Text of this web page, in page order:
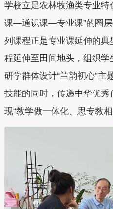
学校立足农林牧渔类专业特
课—通识课—专业课”的圈
列课程正是专业课延伸的
程延伸至田间地头，组织
研学群体设计“兰韵初心”主
技能的同时，传递中华优
现“教学做一体化、思专教相